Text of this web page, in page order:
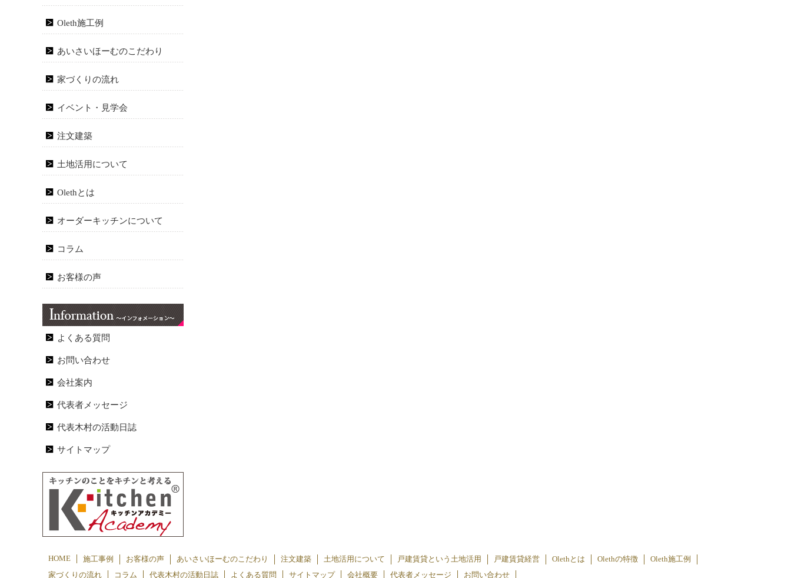
Oleth施工例
あいさいほーむのこだわり
家づくりの流れ
イベント・見学会
注文建築
土地活用について
Olethとは
オーダーキッチンについて
コラム
お客様の声
よくある質問
お問い合わせ
会社案内
代表者メッセージ
代表木村の活動日誌
サイトマップ
HOME 施工事例 お客様の声 あいさいほーむのこだわり 注文建築 土地活用について 戸建賃貸という土地活用 戸建賃貸経営 Olethとは Olethの特徴
Oleth施工例
家づくりの流れ
コラム 代表木村の活動日誌 よくある質問 サイトマップ 会社概要 代表者メッセージ お問い合わせ